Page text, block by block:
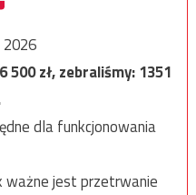
2026
500zł, zebraliśmy:1351
dla funkcjonowania
ważne jest przetrwanie